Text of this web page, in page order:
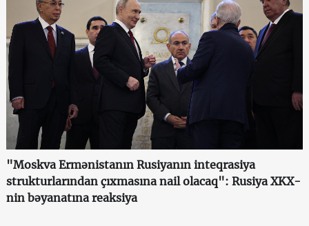
"Moskva Ermənistanın Rusiyanın inteqrasiya
strukturlarından çıxmasına nail olacaq": Rusiya XKX-
nin bəyanatına reaksiya